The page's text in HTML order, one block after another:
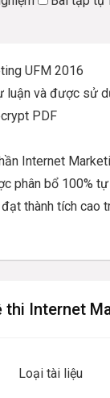
UFM 2016
luận và được sử
PDF
Internet
phân bổ 100%
thành tích cao
thi Internet
Loại tài liệu